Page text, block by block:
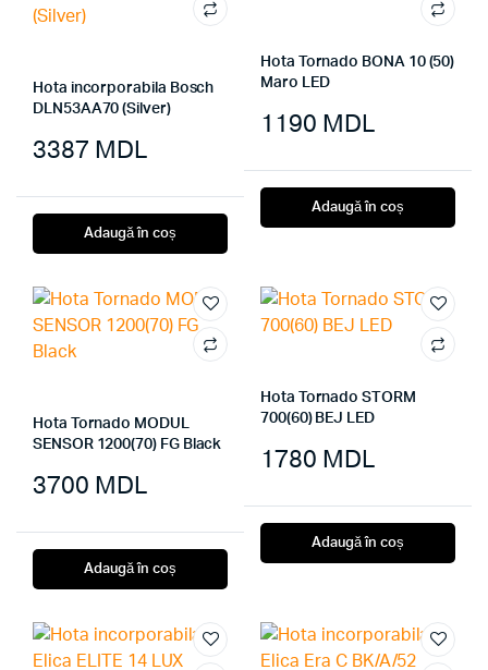
Hota incorporabila Bosch
DLN53AA70 (Silver)
3387 MDL
Adaugă în coș
Hota Tornado BONA 10 (50)
Maro LED
1190 MDL
Adaugă în coș
Hota Tornado MODUL
SENSOR 1200(70) FG Black
3700 MDL
Adaugă în coș
Hota Tornado STORM
700(60) BEJ LED
1780 MDL
Adaugă în coș